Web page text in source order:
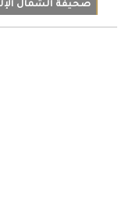
صحيفة الشمال